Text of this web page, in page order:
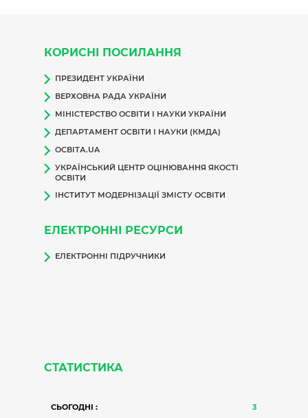
КОРИСНІ ПОСИЛАННЯ
ПРЕЗИДЕНТ УКРАЇНИ
ВЕРХОВНА РАДА УКРАЇНИ
МІНІСТЕРСТВО ОСВІТИ І НАУКИ УКРАЇНИ
ДЕПАРТАМЕНТ ОСВІТИ І НАУКИ (КМДА)
ОСВІТА.UA
УКРАЇНСЬКИЙ ЦЕНТР ОЦІНЮВАННЯ ЯКОСТІ
ОСВІТИ
ІНСТИТУТ МОДЕРНІЗАЦІЇ ЗМІСТУ ОСВІТИ
ЕЛЕКТРОННІ РЕСУРСИ
ЕЛЕКТРОННІ ПІДРУЧНИКИ
СТАТИСТИКА
СЬОГОДНІ : 3